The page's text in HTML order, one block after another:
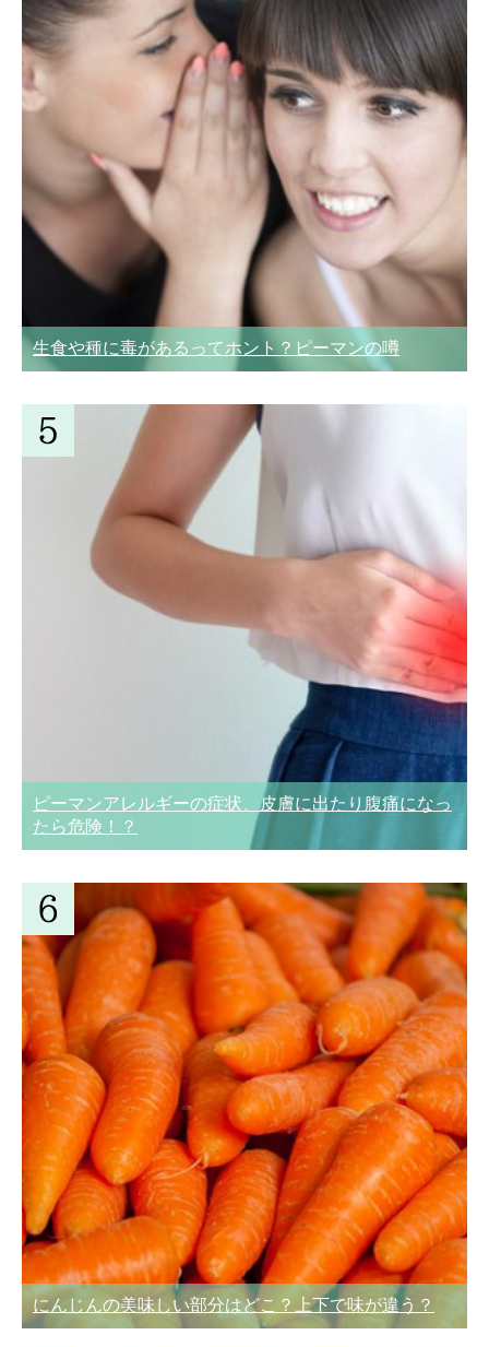
生食や種に毒があるってホント？ピーマンの噂
ピーマンアレルギーの症状、皮膚に出たり腹痛になっ
たら危険！？
にんじんの美味しい部分はどこ？上下で味が違う？